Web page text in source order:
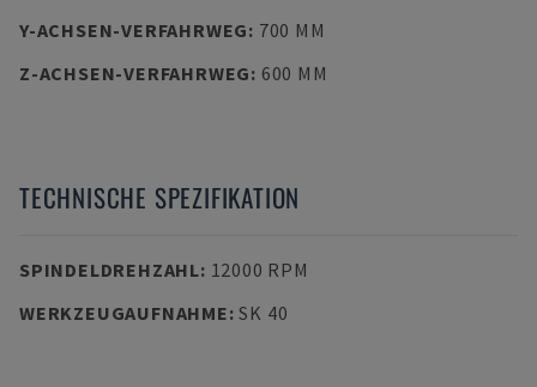
Y-ACHSEN-VERFAHRWEG: 700 MM
Z-ACHSEN-VERFAHRWEG: 600 MM
TECHNISCHE SPEZIFIKATION
SPINDELDREHZAHL: 12000 RPM
WERKZEUGAUFNAHME:SK 40